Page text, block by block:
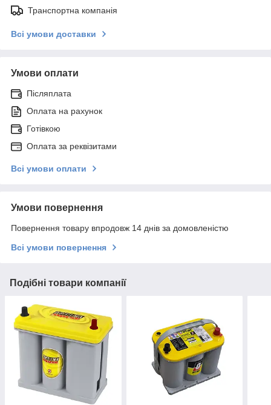
Транспортна компанія
Всі умови доставки
Умови оплати
Післяплата
Оплата на рахунок
Готівкою
Оплата за реквізитами
Всі умови оплати
Умови повернення
Повернення товару впродовж 14 днів за домовленістю
Всі умови повернення
Подібні товари компанії